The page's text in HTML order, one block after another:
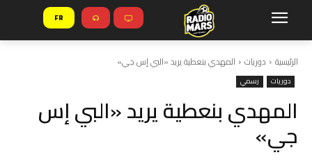
FR
الرئيسية دوريات المهدي بنعطية يريد «البي إس جي»
دوريات رسمي
المهدي بنعطية يريد «البي إس
جي»